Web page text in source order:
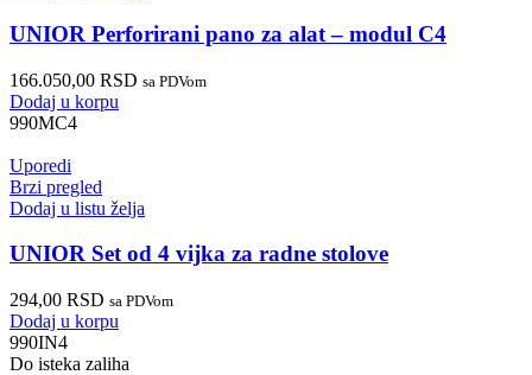
UNIOR Perforirani pano za alat – modul C4
166.050,00 RSD sa PDVom
Dodaj u korpu
990MC4
Uporedi
Brzi pregled
Dodaj u listu želja
UNIOR Set od 4 vijka za radne stolove
294,00 RSD sa PDVom
Dodaj u korpu
990IN4
Do isteka zaliha